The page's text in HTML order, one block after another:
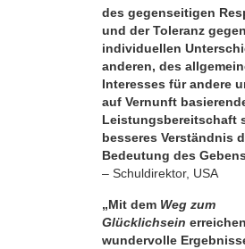
des gegenseitigen
und der Toleranz
individuellen
anderen, des
Interesses für andere
auf Vernunft
Leistungsbereitschaft
besseres Verständnis
Bedeutung des
– Schuldirektor, USA
„Mit dem Weg zum
Glücklichsein
wundervolle